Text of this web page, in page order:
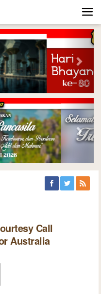
Next
Next
Call
Australia